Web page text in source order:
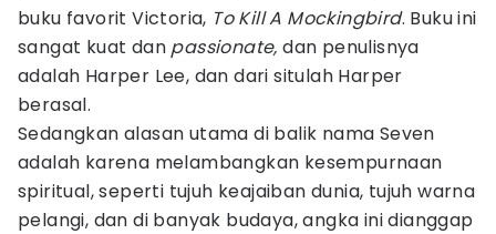
buku favorit Victoria, To Kill A Mockingbird. Buku ini
sangat kuat dan passionate, dan penulisnya
adalah Harper Lee, dan dari situlah Harper
berasal.
Sedangkan alasan utama di balik nama Seven
adalah karena melambangkan kesempurnaan
spiritual, seperti tujuh keajaiban dunia, tujuh warna
pelangi, dan di banyak budaya, angka ini dianggap